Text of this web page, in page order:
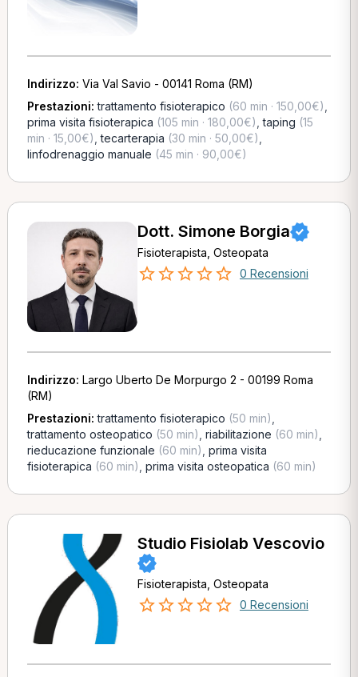
Indirizzo: Via Val Savio - 00141 Roma (RM)
Prestazioni:trattamento fisioterapico (60 min · 150,00€)
prima visita fisioterapica (105 min · 180,00€) ,taping (15
min · 15,00€) ,tecarterapia (30 min · 50,00€)
linfodrenaggio manuale (45 min · 90,00€)
Dott. Simone Borgia
Fisioterapista, Osteopata
0 Recensioni
Indirizzo: Largo Uberto De Morpurgo 2 - 00199 Roma
(RM)
Prestazioni:trattamento fisioterapico (50 min)
trattamento osteopatico (50 min) riabilitazione (60 min)
rieducazione funzionale (60 min) prima visita
fisioterapica (60 min) prima visita osteopatica (60 min)
Studio Fisiolab Vescovio
Fisioterapista, Osteopata
0 Recensioni